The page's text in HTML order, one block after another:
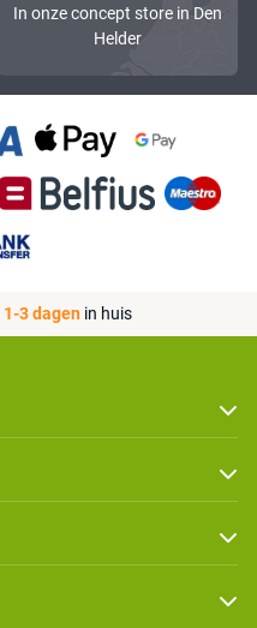
In onze concept store in Den
Helder
1-3 dagen in huis